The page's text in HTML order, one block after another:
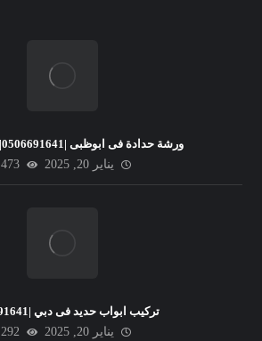
ورشة حدادة فى ابوظبى |0506691641| حداد رخيص
يناير 20, 2025
473
تركيب ابواب حديد فى دبي |0506691641
يناير 20, 2025
292